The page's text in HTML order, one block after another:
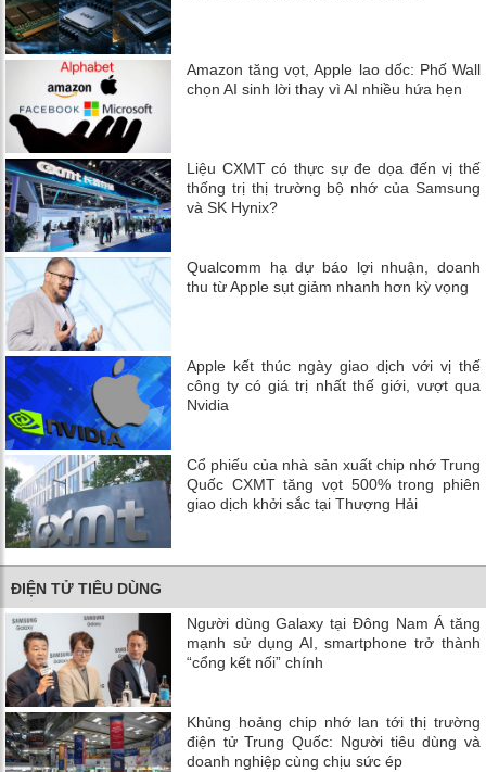
Amazon tăng vọt, Apple lao dốc: Phố Wall
chọn AI sinh lời thay vì AI nhiều hứa hẹn
Liệu CXMT có thực sự đe dọa đến vị thế
thống trị thị trường bộ nhớ của Samsung
và SK Hynix?
Qualcomm hạ dự báo lợi nhuận, doanh
thu từ Apple sụt giảm nhanh hơn kỳ vọng
Apple kết thúc ngày giao dịch với vị thế
công ty có giá trị nhất thế giới, vượt qua
Nvidia
Cổ phiếu của nhà sản xuất chip nhớ Trung
Quốc CXMT tăng vọt 500% trong phiên
giao dịch khởi sắc tại Thượng Hải
ĐIỆN TỬ TIÊU DÙNG
Người dùng Galaxy tại Đông Nam Á tăng
mạnh sử dụng AI, smartphone trở thành
“cổng kết nối” chính
Khủng hoảng chip nhớ lan tới thị trường
điện tử Trung Quốc: Người tiêu dùng và
doanh nghiệp cùng chịu sức ép